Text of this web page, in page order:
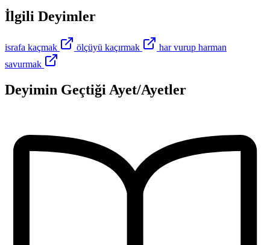
İlgili Deyimler
israfa kaçmak ölçüyü kaçırmak
har vurup harman
savurmak
Deyimin Geçtiği Ayet/Ayetler